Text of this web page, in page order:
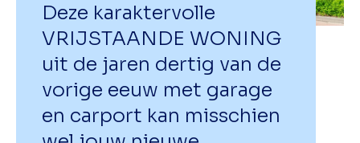
Deze karaktervolle
VRIJSTAANDE WONING
uit de jaren dertig van de
vorige eeuw met garage
en carport kan misschien